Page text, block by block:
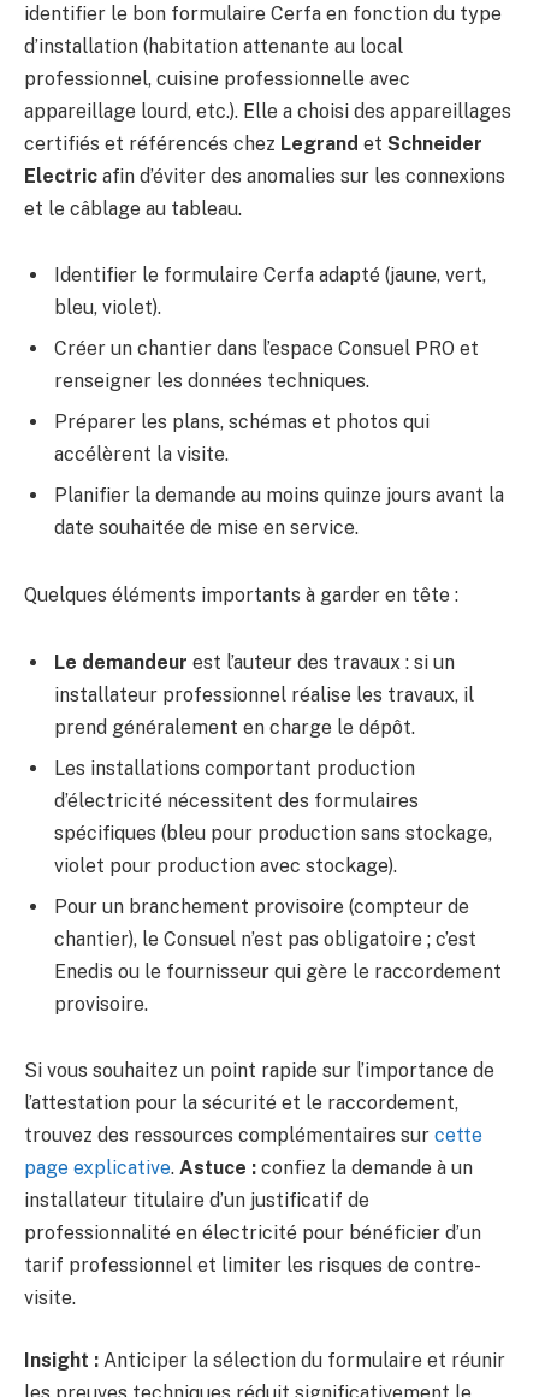
identifier le bon formulaire Cerfa en fonction du type
d’installation (habitation attenante au local
professionnel, cuisine professionnelle avec
appareillage lourd, etc.). Elle a choisi des appareillages
certifiés et référencés chez Legrand et Schneider
Electric afin d’éviter des anomalies sur les connexions
et le câblage au tableau.
Identifier le formulaire Cerfa adapté (jaune, vert,
bleu, violet).
Créer un chantier dans l’espace Consuel PRO et
renseigner les données techniques.
Préparer les plans, schémas et photos qui
accélèrent la visite.
Planifier la demande au moins quinze jours avant la
date souhaitée de mise en service.
Quelques éléments importants à garder en tête :
Le demandeur est l’auteur des travaux : si un
installateur professionnel réalise les travaux, il
prend généralement en charge le dépôt.
Les installations comportant production
d’électricité nécessitent des formulaires
spécifiques (bleu pour production sans stockage,
violet pour production avec stockage).
Pour un branchement provisoire (compteur de
chantier), le Consuel n’est pas obligatoire ; c’est
Enedis ou le fournisseur qui gère le raccordement
provisoire.
Si vous souhaitez un point rapide sur l’importance de
l’attestation pour la sécurité et le raccordement,
trouvez des ressources complémentaires sur cette
page explicative. Astuce : confiez la demande à un
installateur titulaire d’un justificatif de
professionnalité en électricité pour bénéficier d’un
tarif professionnel et limiter les risques de contre-
visite.
Insight : Anticiper la sélection du formulaire et réunir